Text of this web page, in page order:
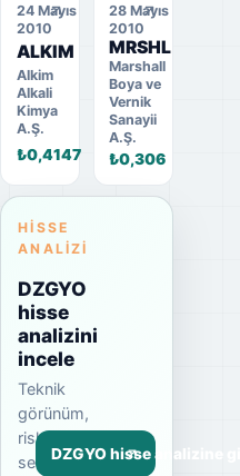
24 Mayıs
2010
ALKIM
Alkim
Alkali
Kimya
A.Ş.
₺0,4147
28 Mayıs
2010
MRSHL
Marshall
Boya ve
Vernik
Sanayii
A.Ş.
₺0,306
HISSE
ANALIZI
DZGYO
hisse
analizini
incele
Teknik
görünüm,
risk
seviyesi,DZGYO hisse analizine git